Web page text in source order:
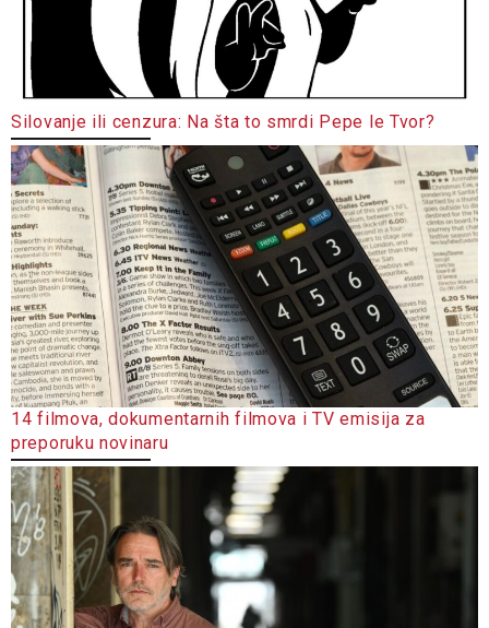
Silovanje ili cenzura: Na šta to smrdi Pepe le Tvor?
14 filmova, dokumentarnih filmova i TV emisija za
preporuku novinaru